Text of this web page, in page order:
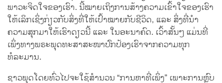
ພາວະຈິດໃຈຂອງເຮົາ. ນີ້ໝາຍເຖິງການສ້າງຄວາມເຂົ້າໃຈຂອງເຮົາ
ໃຫ້ເລິກເຊິ່ງກ່ຽວກັບສິ່ງທີ່ໃຫ້ເປົ້າໝາຍກັບຊີວິດ, ແລະ ສິ່ງທີ່ນຳ
ຄວາມສຸກມາໃຫ້ເຮົາດຽວນີ້ ແລະ ໃນອະນາຄົດ. ເວົ້າສັ້ນໆ ແມ່ນທີ່
ເພິ່ງທາງພຣະພຸດທະສາສະໜາປົກປ້ອງເຮົາຈາກຄວາມທຸກ
ທໍລະມານ.
ຊາວພຸດໂດຍທົ່ວໄປຈະໃຊ້ສຳນວນ “ການຫາທີ່ເພິ່ງ” ເພາະການຫຼົບ